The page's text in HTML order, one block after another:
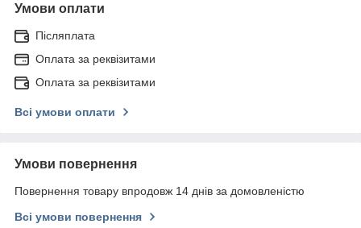
Умови оплати
Післяплата
Оплата за реквізитами
Оплата за реквізитами
Всі умови оплати
Умови повернення
Повернення товару впродовж 14 днів за домовленістю
Всі умови повернення